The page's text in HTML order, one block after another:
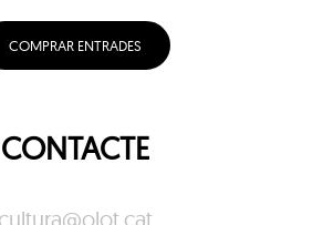
COMPRAR ENTRADES
CONTACTE
cultura@olot.cat